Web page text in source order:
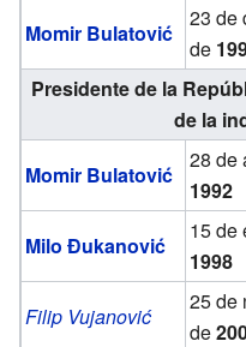
Momir Bulatović
23 de
de
Presidente de la
de la
Momir Bulatović
28 de
1992
Milo Đukanović
15 de
1998
Filip Vujanović
25 de
de